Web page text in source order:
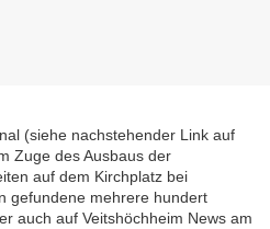
(siehe nachstehender Link auf
Zuge des Ausbaus der
auf dem Kirchplatz bei
gefundene mehrere hundert
auch auf Veitshöchheim News am